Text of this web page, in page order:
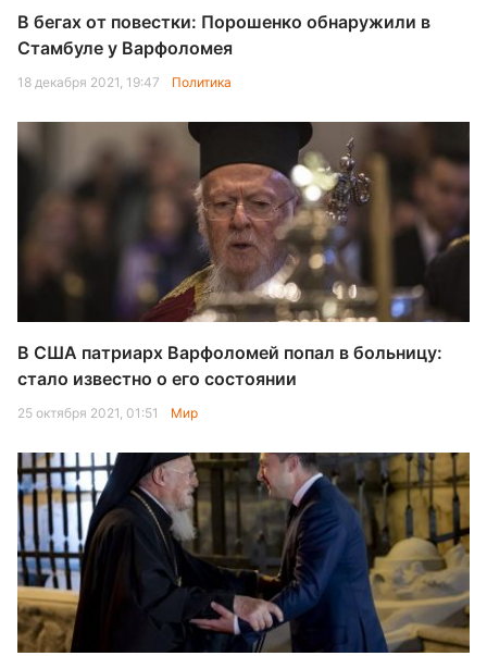
В бегах от повестки: Порошенко обнаружили в
Стамбуле у Варфоломея
18 декабря 2021, 19:47 Политика
В США патриарх Варфоломей попал в больницу:
стало известно о его состоянии
25 октября 2021, 01:51 Мир